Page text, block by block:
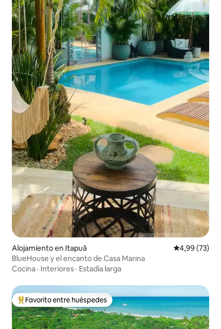
Alojamiento en Itapuã Calificación
4,99 (73)
BlueHouse y el encanto de Casa Marina
Cocina · Interiores · Estadía larga
Favorito entre los huéspedes más destacados
Favorito entre huéspedes